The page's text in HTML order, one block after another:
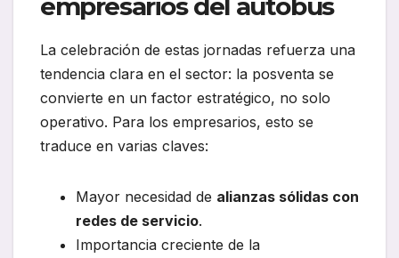
La celebración de estas jornadas refuerza una
tendencia clara en el sector: la posventa se
convierte en un factor estratégico, no solo
operativo. Para los empresarios, esto se
traduce en varias claves:
Mayor necesidad de alianzas sólidas con
redes de servicio.
Importancia creciente de la